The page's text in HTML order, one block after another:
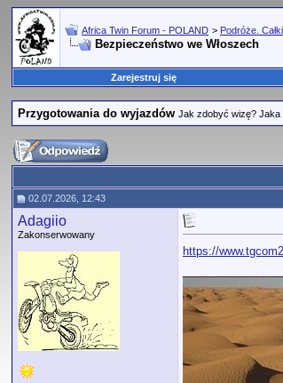
Africa Twin Forum - POLAND > Podróże.
Bezpieczeństwo we Włoszech
Zarejestruj się
Przygotowania do wyjazdów Jak zdobyć wizę? Jaka
02.07.2026, 12:43
Adagiio
Zakonserwowany
https://